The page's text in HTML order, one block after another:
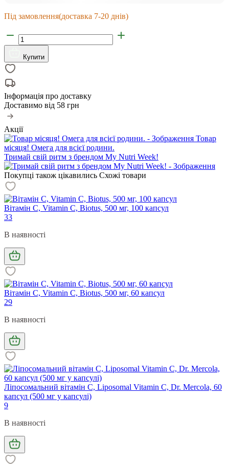
Під замовлення(доставка 7-20 днів)
Купити
Інформація про доставку
Доставимо від 58 грн
Акції
Товар
місяця! Омега для всієї родини.
Тримай свій ритм з брендом My Nutri Week!
Покупці також цікавились Схожі товари
Вітамін С, Vitamin C, Biotus, 500 мг, 100 капсул
33
В наявності
Вітамін С, Vitamin C, Biotus, 500 мг, 60 капсул
29
В наявності
Ліпосомальний вітамін С, Liposomal Vitamin C, Dr. Mercola, 60
капсул (500 мг у капсулі)
9
В наявності